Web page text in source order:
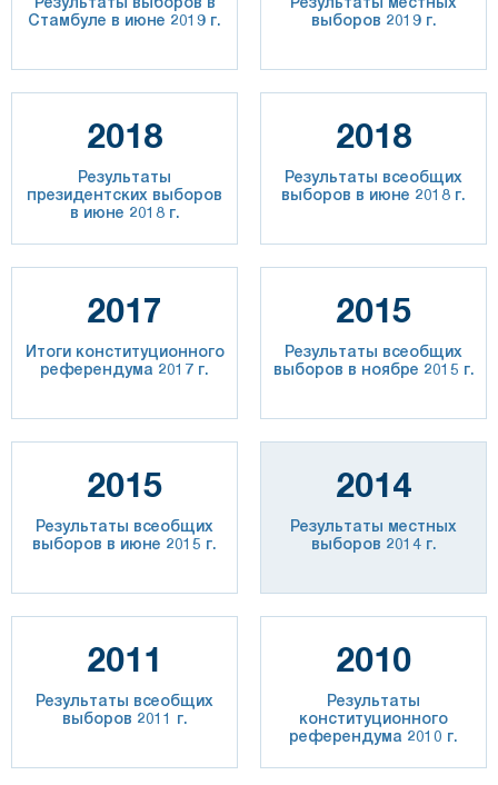
Стамбуле в июне 2019 г.
выборов 2019 г.
2018
Результаты
президентских выборов
в июне 2018 г.
2018
Результаты всеобщих
выборов в июне 2018 г.
2017
Итоги конституционного
референдума 2017 г.
2015
Результаты всеобщих
выборов в ноябре 2015 г.
2015
Результаты всеобщих
выборов в июне 2015 г.
2014
Результаты местных
выборов 2014 г.
2011
Результаты всеобщих
выборов 2011 г.
2010
Результаты
конституционного
референдума 2010 г.